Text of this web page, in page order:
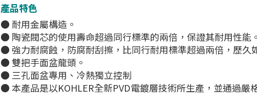
產品特色
● 耐用金屬構造。
● 陶瓷閥芯的使用壽命超過同行標準的兩倍，保證其耐用性能。
● 強力耐腐蝕，防腐耐刮擦，比同行耐用標準超過兩倍，歷久
● 雙把手面盆龍頭。
● 三孔面盆專用、冷熱獨立控制
● 本產品是以KOHLER全新PVD電鍍層技術所生產，並通過嚴